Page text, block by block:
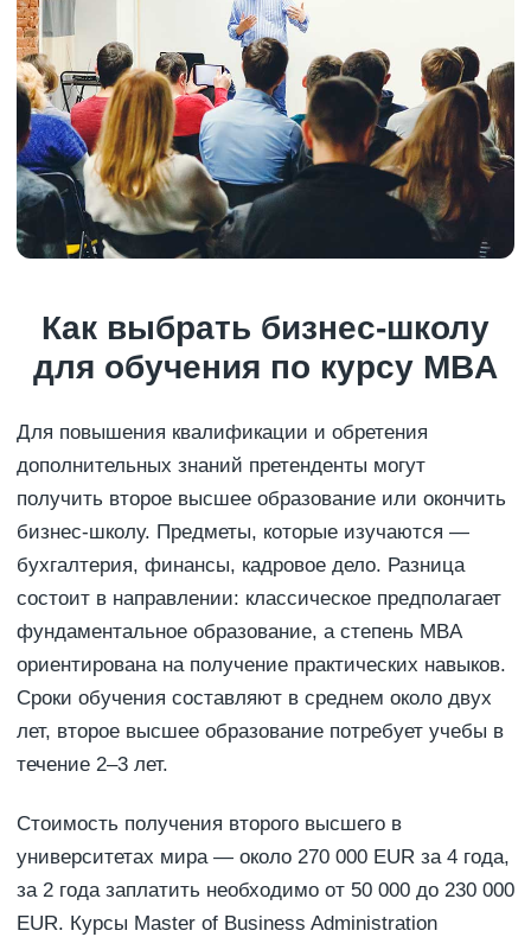
Как выбрать бизнес-школу
для обучения по курсу MBA
Для повышения квалификации и обретения
дополнительных знаний претенденты могут
получить второе высшее образование или окончить
бизнес-школу. Предметы, которые изучаются —
бухгалтерия, финансы, кадровое дело. Разница
состоит в направлении: классическое предполагает
фундаментальное образование, а степень MBA
ориентирована на получение практических навыков.
Сроки обучения составляют в среднем около двух
лет, второе высшее образование потребует учебы в
течение 2–3 лет.
Стоимость получения второго высшего в
университетах мира — около 270 000 EUR за 4 года,
за 2 года заплатить необходимо от 50 000 до 230 000
EUR. Курсы Master of Business Administration